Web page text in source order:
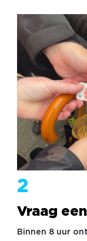
2
Vraag
Binnen 8 uur